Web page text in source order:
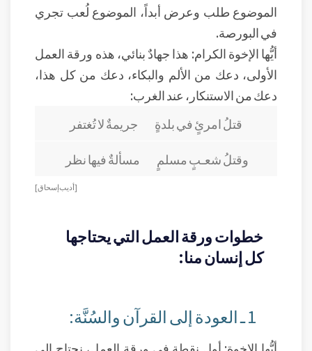
الموضوع طلب وعرض أبداً، الموضوع لُعب تجري
في البورصة.
أيُّها الإخوة الكرام: هذا جهادٌ بنائي، هذه ورقة العمل
الأولى، دعك من الألم والبكاء، دعك من كل هذا،
دعك من الاستنكار، عند الغرب:
قتلُ امرئٍ في بلدةٍ جريمةٌ لا تُغتفر
وقتلُ شعـبٍ مسلمٍ مسألةٌ فيها نظر
[ أديب إسحاق ]
خطوات ورقة العمل التي يحتاجها
كل إنسان منا:
1 ـ العودة إلى القرآن والسُنَّة:
أيُّها الإخوة: أول نقطةٍ في ورقة العمل، نحتاج إلى